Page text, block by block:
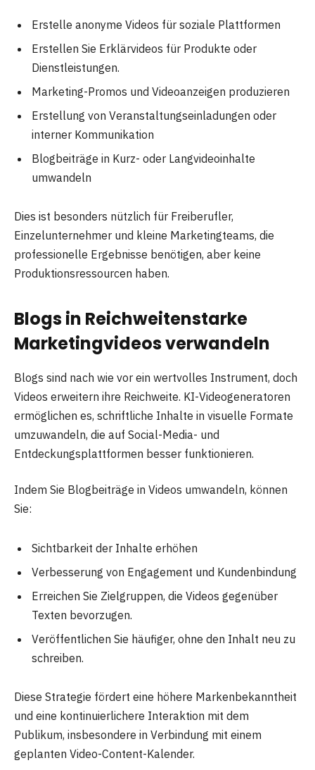
Erstelle anonyme Videos für soziale Plattformen
Erstellen Sie Erklärvideos für Produkte oder
Dienstleistungen.
Marketing-Promos und Videoanzeigen produzieren
Erstellung von Veranstaltungseinladungen oder
interner Kommunikation
Blogbeiträge in Kurz- oder Langvideoinhalte
umwandeln
Dies ist besonders nützlich für Freiberufler,
Einzelunternehmer und kleine Marketingteams, die
professionelle Ergebnisse benötigen, aber keine
Produktionsressourcen haben.
Blogs in Reichweitenstarke
Marketingvideos verwandeln
Blogs sind nach wie vor ein wertvolles Instrument, doch
Videos erweitern ihre Reichweite. KI-Videogeneratoren
ermöglichen es, schriftliche Inhalte in visuelle Formate
umzuwandeln, die auf Social-Media- und
Entdeckungsplattformen besser funktionieren.
Indem Sie Blogbeiträge in Videos umwandeln, können
Sie:
Sichtbarkeit der Inhalte erhöhen
Verbesserung von Engagement und Kundenbindung
Erreichen Sie Zielgruppen, die Videos gegenüber
Texten bevorzugen.
Veröffentlichen Sie häufiger, ohne den Inhalt neu zu
schreiben.
Diese Strategie fördert eine höhere Markenbekanntheit
und eine kontinuierlichere Interaktion mit dem
Publikum, insbesondere in Verbindung mit einem
geplanten Video-Content-Kalender.